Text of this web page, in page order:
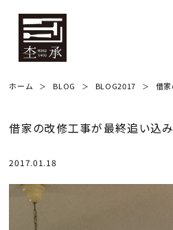
ホーム BLOG BLOG2017 借
借家の改修工事が最終追い込み
2017.01.18